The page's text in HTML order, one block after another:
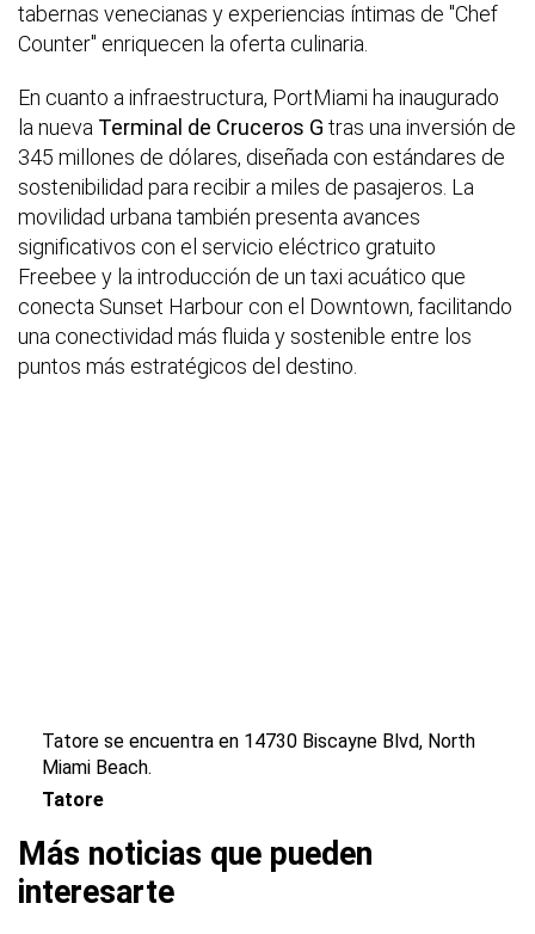
tabernas venecianas y experiencias íntimas de "Chef
Counter" enriquecen la oferta culinaria.
En cuanto a infraestructura, PortMiami ha inaugurado
la nueva Terminal de Cruceros G tras una inversión de
345 millones de dólares, diseñada con estándares de
sostenibilidad para recibir a miles de pasajeros. La
movilidad urbana también presenta avances
significativos con el servicio eléctrico gratuito
Freebee y la introducción de un taxi acuático que
conecta Sunset Harbour con el Downtown, facilitando
una conectividad más fluida y sostenible entre los
puntos más estratégicos del destino.
Tatore se encuentra en 14730 Biscayne Blvd, North
Miami Beach.
Tatore
Más noticias que pueden
interesarte